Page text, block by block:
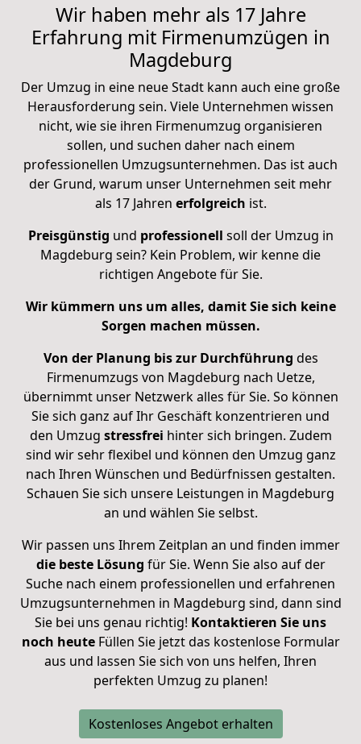
Wir haben mehr als 17 Jahre
Erfahrung mit Firmenumzügen in
Magdeburg
Der Umzug in eine neue Stadt kann auch eine große
Herausforderung sein. Viele Unternehmen wissen
nicht, wie sie ihren Firmenumzug organisieren
sollen, und suchen daher nach einem
professionellen Umzugsunternehmen. Das ist auch
der Grund, warum unser Unternehmen seit mehr
als 17 Jahren erfolgreich ist.
Preisgünstig und professionell soll der Umzug in
Magdeburg sein? Kein Problem, wir kenne die
richtigen Angebote für Sie.
Wir kümmern uns um alles, damit Sie sich keine
Sorgen machen müssen.
Von der Planung bis zur Durchführung des
Firmenumzugs von Magdeburg nach Uetze,
übernimmt unser Netzwerk alles für Sie. So können
Sie sich ganz auf Ihr Geschäft konzentrieren und
den Umzug stressfrei hinter sich bringen. Zudem
sind wir sehr flexibel und können den Umzug ganz
nach Ihren Wünschen und Bedürfnissen gestalten.
Schauen Sie sich unsere Leistungen in Magdeburg
an und wählen Sie selbst.
Wir passen uns Ihrem Zeitplan an und finden immer
die beste Lösung für Sie. Wenn Sie also auf der
Suche nach einem professionellen und erfahrenen
Umzugsunternehmen in Magdeburg sind, dann sind
Sie bei uns genau richtig! Kontaktieren Sie uns
noch heuteFüllen Sie jetzt das kostenlose Formular
aus und lassen Sie sich von uns helfen, Ihren
perfekten Umzug zu planen!
Kostenloses Angebot erhalten